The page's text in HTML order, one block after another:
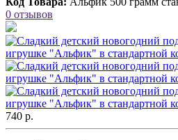
0 отзывов
740 р.